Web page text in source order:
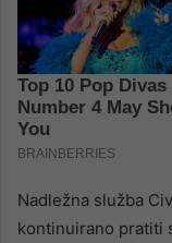
Nadležna služba
kontinuirano pratiti